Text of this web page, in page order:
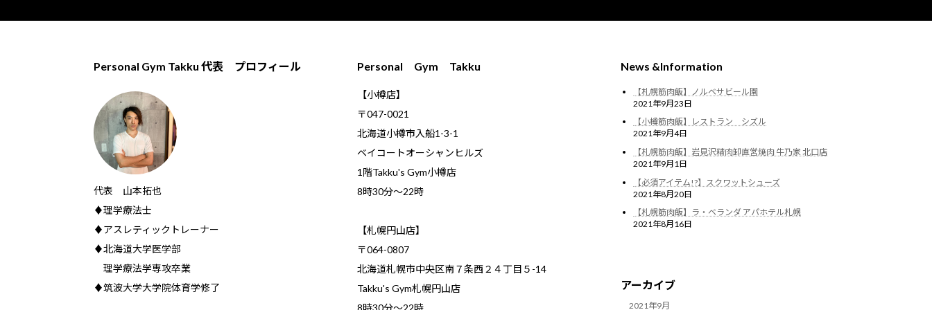
Personal Gym Takku 代表 プロフィール
代表 山本拓也
♦理学療法士
♦アスレティックトレーナー
♦北海道大学医学部
理学療法学専攻卒業
♦筑波大学大学院体育学修了
Personal Gym Takku
【小樽店】
〒047-0021
北海道小樽市入船1-3-1
ベイコートオーシャンヒルズ
1階Takku's Gym小樽店
​8時30分～22時
【札幌円山店】
〒064-0807
北海道札幌市中央区南７条西２４丁目５-14
Takku's Gym札幌円山店
8時30分～22時
News &Information
【札幌筋肉飯】ノルベサビール園
2021年9月23日
【小樽筋肉飯】レストラン シズル
2021年9月4日
【札幌筋肉飯】岩見沢精肉卸直営焼肉 牛乃家 北口店
2021年9月1日
【必須アイテム!?】スクワットシューズ
2021年8月20日
【札幌筋肉飯】ラ・ベランダ アパホテル札幌
2021年8月16日
アーカイブ
2021年9月